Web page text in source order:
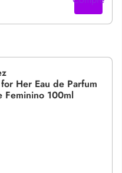
Her Eau de Parfum
Feminino 100ml